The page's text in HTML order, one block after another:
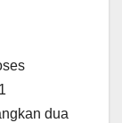
dua